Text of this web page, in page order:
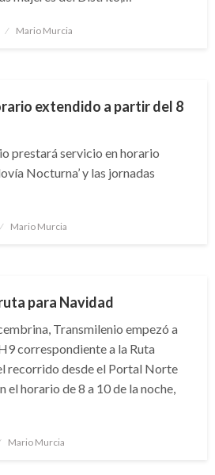
Mario Murcia
FE SUBA
extendido a partir del 8
prestará servicio en horario
Nocturna’ y las jornadas
Mario Murcia
UNIDOS
BOGOTÁ
CHAPINERO
CIUDAD BOLÍVAR
SAN CRISTÓBAL
para Navidad
Transmilenio empezó a
correspondiente a la Ruta
recorrido desde el Portal Norte
el horario de 8 a 10 de la noche,
Mario Murcia